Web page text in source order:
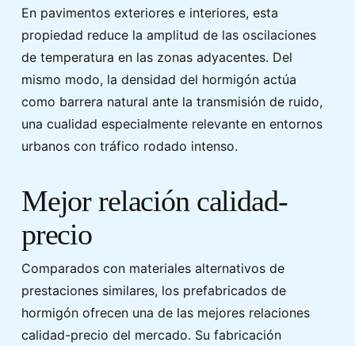
En pavimentos exteriores e interiores, esta
propiedad reduce la amplitud de las oscilaciones
de temperatura en las zonas adyacentes. Del
mismo modo, la densidad del hormigón actúa
como barrera natural ante la transmisión de ruido,
una cualidad especialmente relevante en entornos
urbanos con tráfico rodado intenso.
Mejor relación calidad-
precio
Comparados con materiales alternativos de
prestaciones similares, los prefabricados de
hormigón ofrecen una de las mejores relaciones
calidad-precio del mercado. Su fabricación